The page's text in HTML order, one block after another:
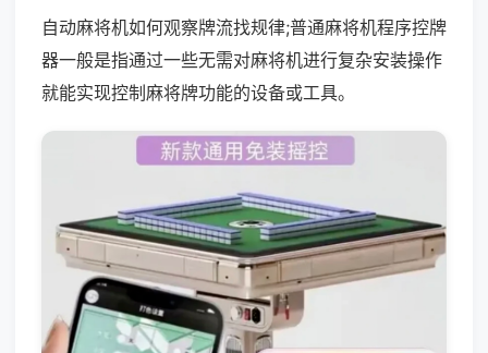
自动麻将机如何观察牌流找规律;普通麻将机程序控牌
器一般是指通过一些无需对麻将机进行复杂安装操作
就能实现控制麻将牌功能的设备或工具。